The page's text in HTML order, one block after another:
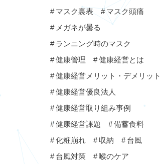
マスク裏表
マスク頭痛
メガネが曇る
ランニング時のマスク
健康管理
健康経営とは
健康経営メリット・デメリット
健康経営優良法人
健康経営取り組み事例
健康経営課題
備蓄食料
化粧崩れ
収納
台風
台風対策
喉のケア